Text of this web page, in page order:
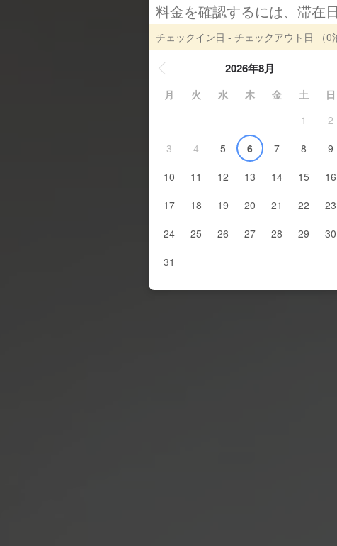
料金を確認するには、滞在
チェックイン日 - チェックアウト日 （0
2026年8月
月 火 水 木 金 土
日
1
2
3
4 5 6 7 8
9
10
11 12 13 14 15
16
17
18 19 20 21 22
23
24
25 26 27 28 29
30
31